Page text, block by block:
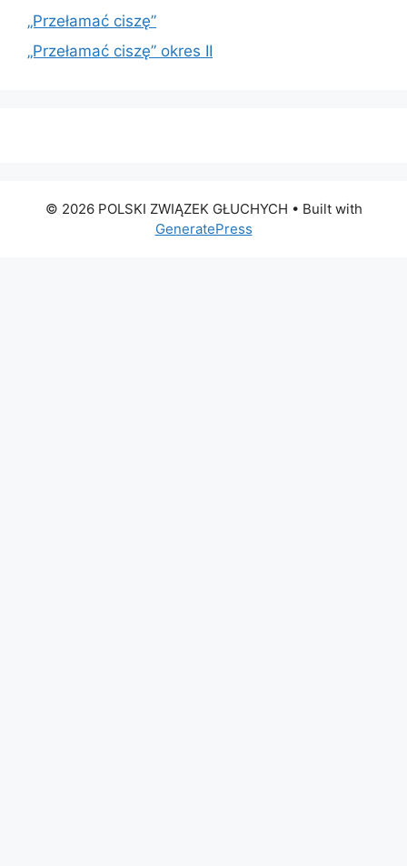
„Przełamać ciszę”
„Przełamać ciszę” okres II
© 2026 POLSKI ZWIĄZEK GŁUCHYCH • Built with
GeneratePress